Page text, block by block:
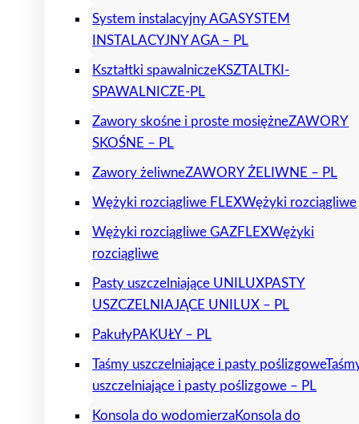
System instalacyjny AGASYSTEM
INSTALACYJNY AGA – PL
Kształtki spawalniczeKSZTALTKI-
SPAWALNICZE-PL
Zawory skośne i proste mosiężneZAWORY
SKOŚNE – PL
Zawory żeliwneZAWORY ŻELIWNE – PL
Wężyki rozciągliwe FLEXWężyki rozciągliwe
Wężyki rozciągliwe GAZFLEXWężyki
rozciągliwe
Pasty uszczelniające UNILUX PASTY
USZCZELNIAJĄCE UNILUX – PL
PakułyPAKUŁY – PL
Taśmy uszczelniające i pasty poślizgowe
uszczelniające i pasty poślizgowe – PL
Konsola do wodomierzaKonsola do